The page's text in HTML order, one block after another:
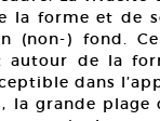
la forme et de
(non-) fond.
autour de la
dans
la grande